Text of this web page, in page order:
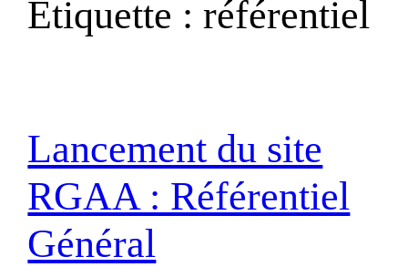
Étiquette :référentiel
Lancement du site
RGAA : Référentiel
Général